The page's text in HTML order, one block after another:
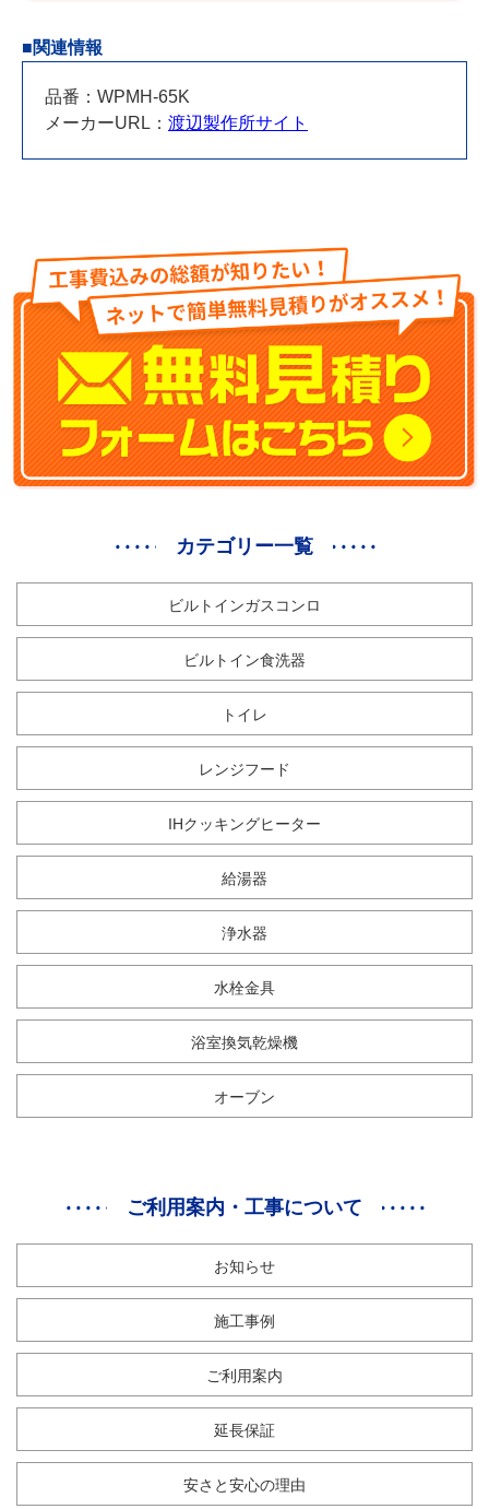
■関連情報
品番：WPMH-65K
メーカーURL： 渡辺製作所サイト
カテゴリー一覧
ビルトインガスコンロ
ビルトイン食洗器
トイレ
レンジフード
IHクッキングヒーター
給湯器
浄水器
水栓金具
浴室換気乾燥機
オーブン
ご利用案内・工事について
お知らせ
施工事例
ご利用案内
延長保証
安さと安心の理由